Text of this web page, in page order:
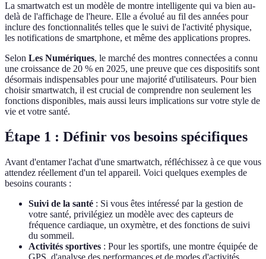
La smartwatch est un modèle de montre intelligente qui va bien au-
delà de l'affichage de l'heure. Elle a évolué au fil des années pour
inclure des fonctionnalités telles que le suivi de l'activité physique,
les notifications de smartphone, et même des applications propres.
Selon Les Numériques, le marché des montres connectées a connu
une croissance de 20 % en 2025, une preuve que ces dispositifs sont
désormais indispensables pour une majorité d'utilisateurs. Pour bien
choisir smartwatch, il est crucial de comprendre non seulement les
fonctions disponibles, mais aussi leurs implications sur votre style de
vie et votre santé.
Étape 1 : Définir vos besoins spécifiques
Avant d'entamer l'achat d'une smartwatch, réfléchissez à ce que vous
attendez réellement d'un tel appareil. Voici quelques exemples de
besoins courants :
Suivi de la santé : Si vous êtes intéressé par la gestion de
votre santé, privilégiez un modèle avec des capteurs de
fréquence cardiaque, un oxymètre, et des fonctions de suivi
du sommeil.
Activités sportives : Pour les sportifs, une montre équipée de